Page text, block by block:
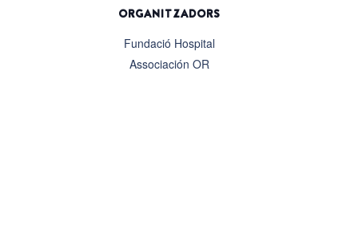
ORGANITZADORS
Fundació Hospital
Associación OR